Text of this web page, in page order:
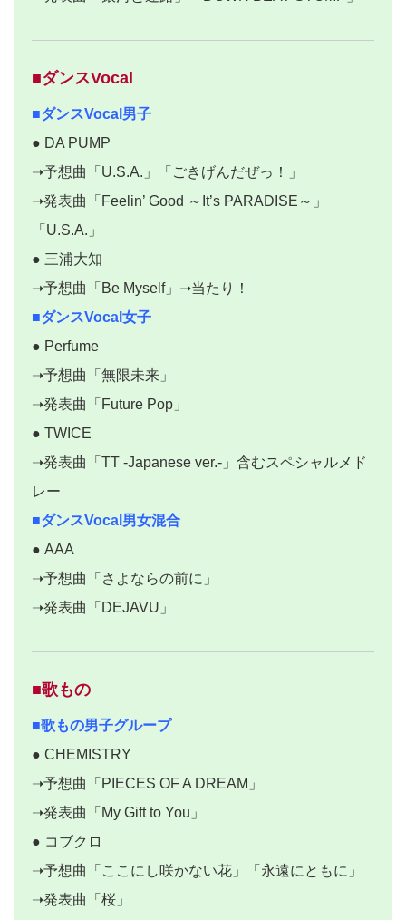
■ダンスVocal
■ダンスVocal男子
● DA PUMP
➝予想曲「U.S.A.」「ごきげんだぜっ！」
➝発表曲「Feelin’ Good ～It’s PARADISE～」
「U.S.A.」
● 三浦大知
➝予想曲「Be Myself」➝当たり！
■ダンスVocal女子
● Perfume
➝予想曲「無限未来」
➝発表曲「Future Pop」
● TWICE
➝発表曲「TT -Japanese ver.-」含むスペシャルメド
レー
■ダンスVocal男女混合
● AAA
➝予想曲「さよならの前に」
➝発表曲「DEJAVU」
■歌もの
■歌もの男子グループ
● CHEMISTRY
➝予想曲「PIECES OF A DREAM」
➝発表曲「My Gift to You」
● コブクロ
➝予想曲「ここにし咲かない花」「永遠にともに」
➝発表曲「桜」